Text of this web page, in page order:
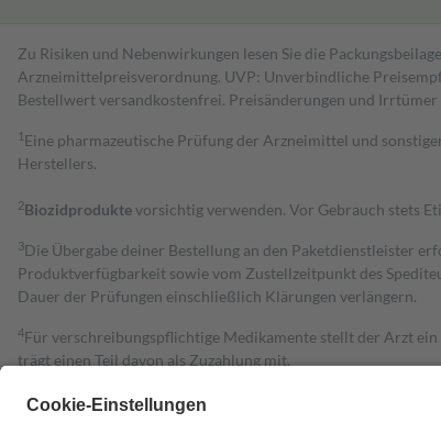
Zu Risiken und Nebenwirkungen lesen Sie die
Arzneimittelpreisverordnung. UVP: Unverbindliche
Bestell­wert versand­kosten­frei. Preisänderungen und
1 Eine pharmazeutische Prüfung der Arzneimittel und
Herstellers.
2Biozidproduktevorsichtig verwenden. Vor Gebrauch stets
3Die Übergabe deiner Bestellung an den Paketdienstleister
Produktverfügbarkeit sowie vom Zustellzeitpunkt des
Dauer der Prüfungen einschließlich Klärungen verlängern.
4Für verschreibungspflichtige Medikamente stellt der Arzt
trägt einen Teil davon als Zuzahlung mit.
zu entrichten.